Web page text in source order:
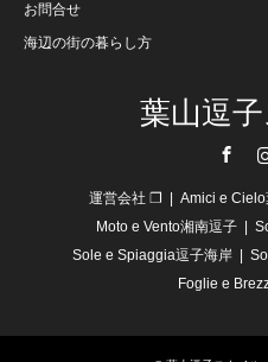
お問合せ
海辺の街の暮らし方
葉山逗
運営会社 ❐ Amici e Cielo
Moto e Vento湘南逗子
Sole e Spiaggia逗子海岸
Foglie e